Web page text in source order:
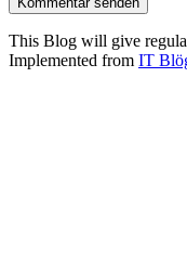
This Blog will give
Implemented from IT